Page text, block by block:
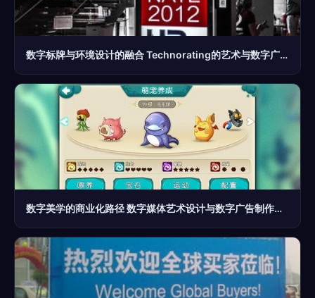
数字标牌与环境设计的融合 Technorating的艺术与数字广告制作的革新
数字美学的商业化路径 数字媒体艺术设计与数字广告制作的融合创新